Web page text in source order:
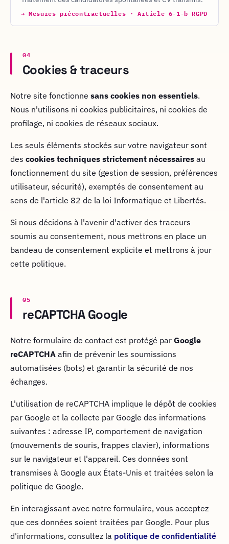
→Mesures précontractuelles · Article 6-1-b RGPD
04
Cookies & traceurs
Notre site fonctionne sans cookies non essentiels.
Nous n'utilisons ni cookies publicitaires, ni cookies de
profilage, ni cookies de réseaux sociaux.
Les seuls éléments stockés sur votre navigateur sont
des cookies techniques strictement nécessaires au
fonctionnement du site (gestion de session, préférences
utilisateur, sécurité), exemptés de consentement au
sens de l'article 82 de la loi Informatique et Libertés.
Si nous décidons à l'avenir d'activer des traceurs
soumis au consentement, nous mettrons en place un
bandeau de consentement explicite et mettrons à jour
cette politique.
05
reCAPTCHA Google
Notre formulaire de contact est protégé par Google
reCAPTCHA afin de prévenir les soumissions
automatisées (bots) et garantir la sécurité de nos
échanges.
L'utilisation de reCAPTCHA implique le dépôt de cookies
par Google et la collecte par Google des informations
suivantes : adresse IP, comportement de navigation
(mouvements de souris, frappes clavier), informations
sur le navigateur et l'appareil. Ces données sont
transmises à Google aux États-Unis et traitées selon la
politique de Google.
En interagissant avec notre formulaire, vous acceptez
que ces données soient traitées par Google. Pour plus
d'informations, consultez la politique de confidentialité